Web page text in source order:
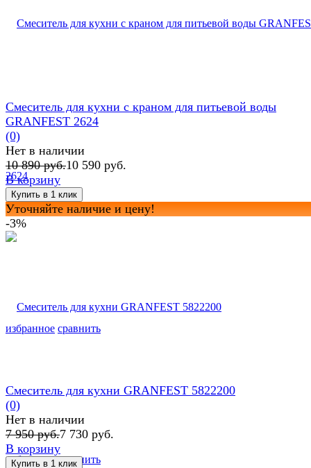
избранное сравнить
Смеситель для кухни с краном для питьевой воды
GRANFEST 2624
(0)
Нет в наличии
10 890 руб.10 590 руб.
В корзину
Уточняйте наличие и цену!
-3%
избранное сравнить
Смеситель для кухни GRANFEST 5822200
(0)
Нет в наличии
7 950 руб.7 730 руб.
В корзину